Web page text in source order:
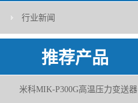
行业新闻
推荐产品
米科MIK-P300G高温压力变送器